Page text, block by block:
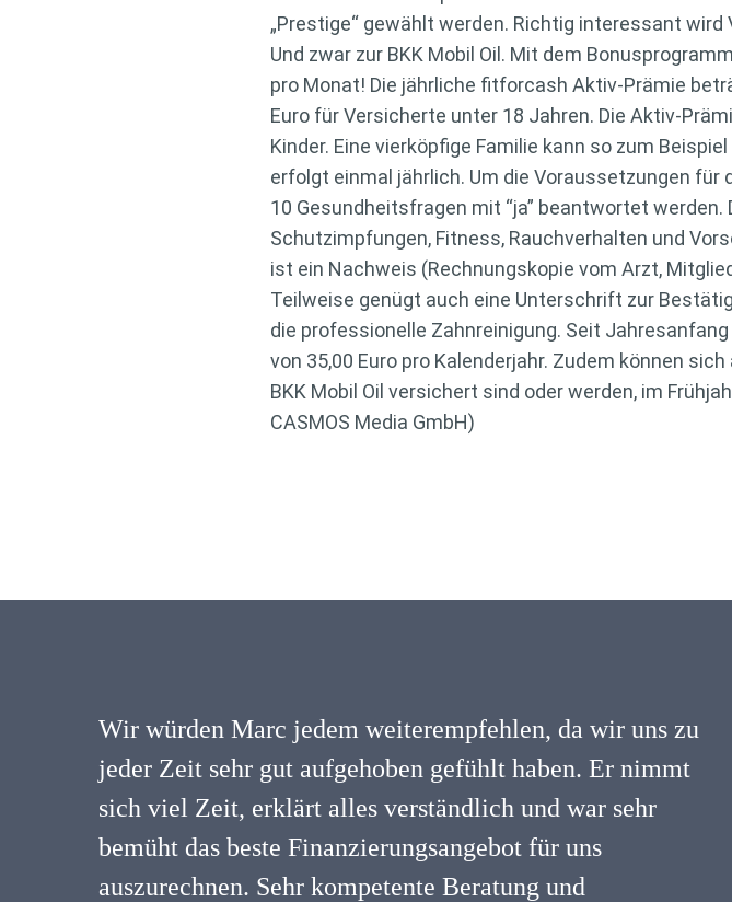
„Prestige“ gewählt werden. Richtig interessant wird
Und zwar zur BKK Mobil Oil. Mit dem
pro Monat! Die jährliche fitforcash Aktiv-Prämie
Euro für Versicherte unter 18 Jahren. Die Aktiv-
Kinder. Eine vierköpfige Familie kann so zum
erfolgt einmal jährlich. Um die Voraussetzungen
10 Gesundheitsfragen mit “ja” beantwortet
Schutzimpfungen, Fitness, Rauchverhalten und
ist ein Nachweis (Rechnungskopie vom Arzt,
Teilweise genügt auch eine Unterschrift zur
die professionelle Zahnreinigung. Seit
von 35,00 Euro pro Kalenderjahr. Zudem können
BKK Mobil Oil versichert sind oder werden, im
CASMOS Media GmbH)
Wir würden Marc jedem weiterempfehlen, da wir uns zu
jeder Zeit sehr gut aufgehoben gefühlt haben. Er nimmt
sich viel Zeit, erklärt alles verständlich und war sehr
bemüht das beste Finanzierungsangebot für uns
auszurechnen. Sehr kompetente Beratung und